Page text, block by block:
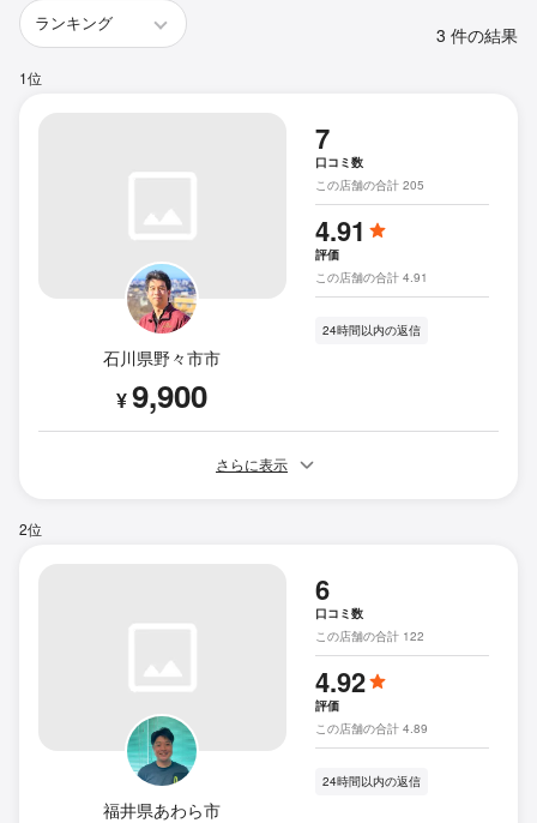
3 件の結果
1位
石川県野々市市
¥9,900
7
口コミ数
この店舗の合計 205
4.91
評価
この店舗の合計 4.91
24時間以内の返信
さらに表示
2位
福井県あわら市
6
口コミ数
この店舗の合計 122
4.92
評価
この店舗の合計 4.89
24時間以内の返信